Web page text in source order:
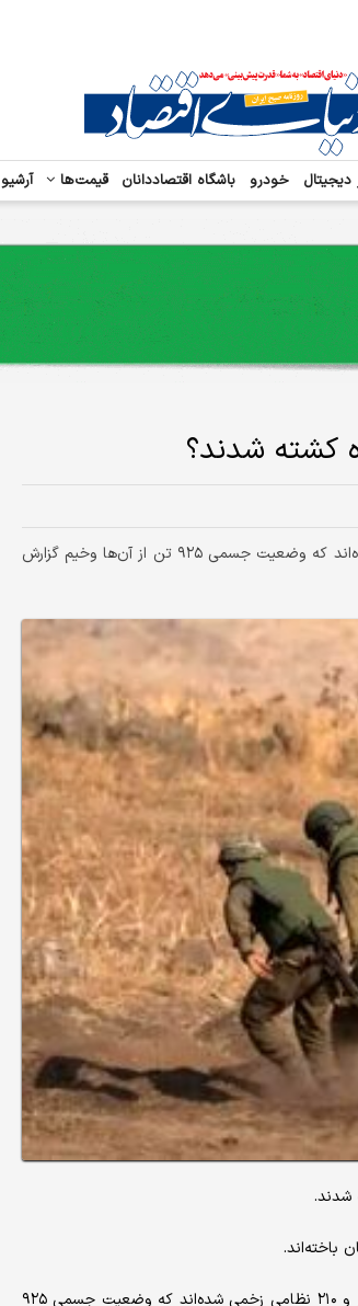
دیجیتال خودرو باشگاه اقتصاددانان قیمت‌ها آرشیو
کشته شدند؟
در بیانیه ارتش اسرائیل آمده است که تاکنون بیش از ۶ هزار و ۲۱۰ نظامی زخمی شده‌اند که وضعیت جسمی ۹۲۵ تن از آن‌ها وخیم گزارش
به گزارش شبکه الجزیره قطر، در بیانیه ارتش اسرائیل آمده است که تاکنون بیش از ۶ هزار و ۲۱۰ نظامی زخمی شده‌اند که وضعیت جسمی ۹۲۵